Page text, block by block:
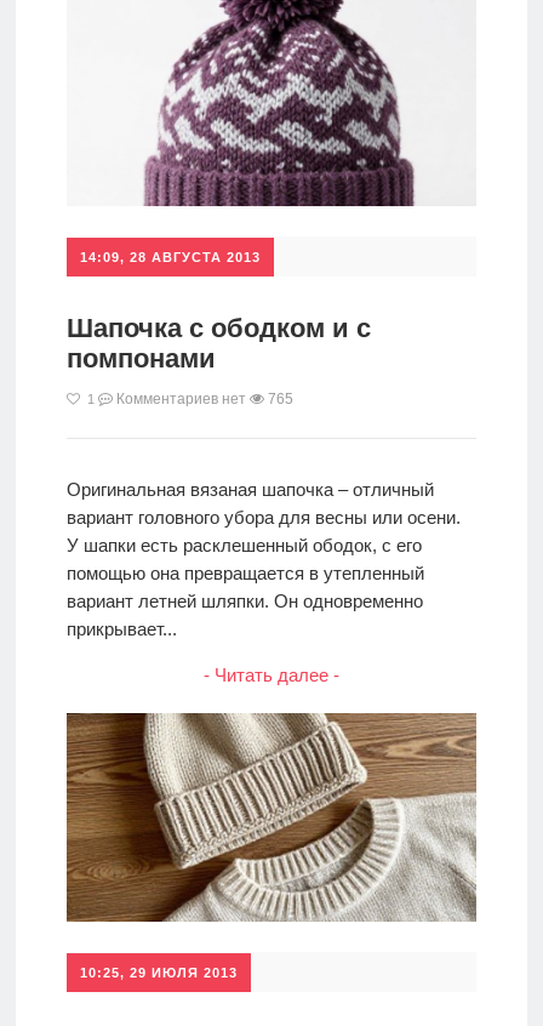
14:09, 28 АВГУСТА 2013
Шапочка с ободком и с
помпонами
1 Комментариев нет 765
Оригинальная вязаная шапочка – отличный
вариант головного убора для весны или осени.
У шапки есть расклешенный ободок, с его
помощью она превращается в утепленный
вариант летней шляпки. Он одновременно
прикрывает...
- Читать далее -
10:25, 29 ИЮЛЯ 2013